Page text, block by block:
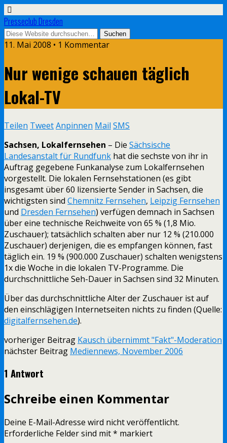
Presseclub Dresden
11. Mai 2008 • 1 Kommentar
Nur wenige schauen täglich
Lokal-TV
Teilen TweetAnpinnen Mail SMS
Sachsen, Lokalfernsehen – Die Sächsische
Landesanstalt für Rundfunk hat die sechste von ihr in
Auftrag gegebene Funkanalyse zum Lokalfernsehen
vorgestellt. Die lokalen Fernsehstationen (es gibt
insgesamt über 60 lizensierte Sender in Sachsen, die
wichtigsten sind Chemnitz Fernsehen, Leipzig Fernsehen
und Dresden Fernsehen) verfügen demnach in Sachsen
über eine technische Reichweite von 65 % (1,8 Mio.
Zuschauer); tatsächlich schalten aber nur 12 % (210.000
Zuschauer) derjenigen, die es empfangen können, fast
täglich ein. 19 % (900.000 Zuschauer) schalten wenigstens
1x die Woche in die lokalen TV-Programme. Die
durchschnittliche Seh-Dauer in Sachsen sind 32 Minuten.
Über das durchschnittliche Alter der Zuschauer ist auf
den einschlägigen Internetseiten nichts zu finden (Quelle:
digitalfernsehen.de).
vorheriger Beitrag Kausch übernimmt "Fakt"-Moderation
nächster Beitrag Mediennews, November 2006
1 Antwort
Schreibe einen Kommentar
Deine E-Mail-Adresse wird nicht veröffentlicht.
Erforderliche Felder sind mit* markiert